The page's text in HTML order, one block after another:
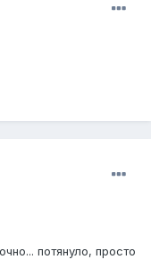
потянуло, просто